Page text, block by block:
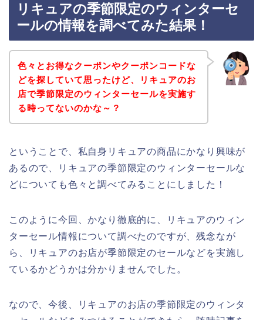
リキュアの季節限定のウィンターセ
ールの情報を調べてみた結果！
色々とお得なクーポンやクーポンコードな
どを探していて思ったけど、リキュアのお
店で季節限定のウィンターセールを実施す
る時ってないのかな～？
ということで、私自身リキュアの商品にかなり興味が
あるので、リキュアの季節限定のウィンターセールな
どについても色々と調べてみることにしました！
このように今回、かなり徹底的に、リキュアのウィン
ターセール情報について調べたのですが、残念なが
ら、リキュアのお店が季節限定のセールなどを実施し
ているかどうかは分かりませんでした。
なので、今後、リキュアのお店の季節限定のウィンタ